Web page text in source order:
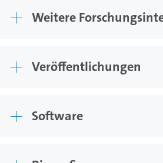
Weitere
Veröffentlichungen
Software